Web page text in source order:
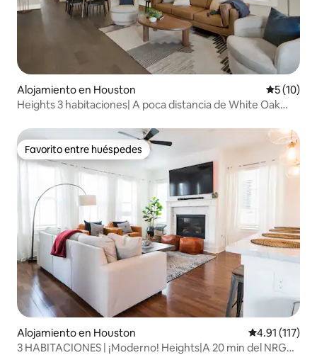
Alojamiento en Houston
5 (10)
Heights 3 habitaciones| A poca distancia de White Oak
Favorito entre huéspedes
Favorito entre huéspedes
Alojamiento en Houston Calificación
4.91 (117)
3 HABITACIONES | ¡Moderno! Heights|A 20 min del NRG